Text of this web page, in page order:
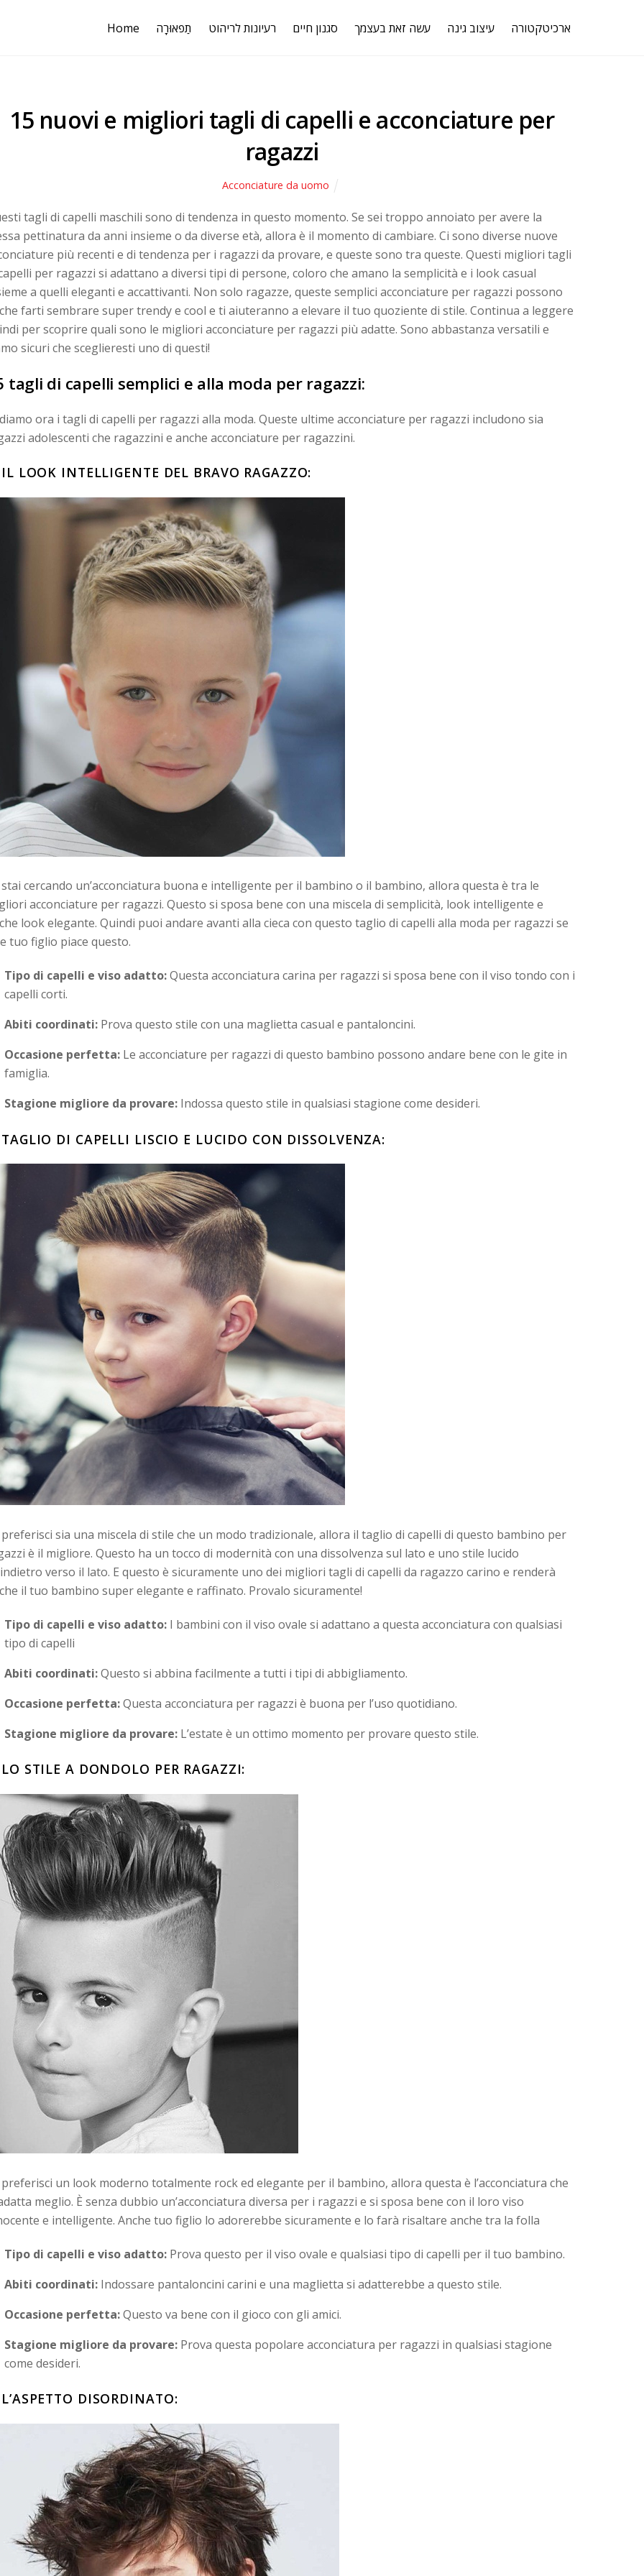
Home תַפאוּרָה רעיונות לריהוט סגנון חיים עשה זאת בעצמך עיצוב גינה ארכיטקטורה
15 nuovi e migliori tagli di capelli e acconciature per
ragazzi
Acconciature da uomo
tagli di capelli maschili sono di tendenza in questo momento. Se sei troppo annoiato per avere la
pettinatura da anni insieme o da diverse età, allora è il momento di cambiare. Ci sono diverse nuove
più recenti e di tendenza per i ragazzi da provare, e queste sono tra queste. Questi migliori tagli
per ragazzi si adattano a diversi tipi di persone, coloro che amano la semplicità e i look casual
a quelli eleganti e accattivanti. Non solo ragazze, queste semplici acconciature per ragazzi possono
farti sembrare super trendy e cool e ti aiuteranno a elevare il tuo quoziente di stile. Continua a leggere
per scoprire quali sono le migliori acconciature per ragazzi più adatte. Sono abbastanza versatili e
sicuri che sceglieresti uno di questi!
tagli di capelli semplici e alla moda per ragazzi:
ora i tagli di capelli per ragazzi alla moda. Queste ultime acconciature per ragazzi includono sia
adolescenti che ragazzini e anche acconciature per ragazzini.
LOOK INTELLIGENTE DEL BRAVO RAGAZZO:
stai cercando un’acconciatura buona e intelligente per il bambino o il bambino, allora questa è tra le
acconciature per ragazzi. Questo si sposa bene con una miscela di semplicità, look intelligente e
look elegante. Quindi puoi andare avanti alla cieca con questo taglio di capelli alla moda per ragazzi se
tuo figlio piace questo.
Tipo di capelli e viso adatto:Questa acconciatura carina per ragazzi si sposa bene con il viso tondo con i
capelli corti.
Abiti coordinati: Prova questo stile con una maglietta casual e pantaloncini.
Occasione perfetta: Le acconciature per ragazzi di questo bambino possono andare bene con le gite in
famiglia.
Stagione migliore da provare: Indossa questo stile in qualsiasi stagione come desideri.
DI CAPELLI LISCIO E LUCIDO CON DISSOLVENZA:
preferisci sia una miscela di stile che un modo tradizionale, allora il taglio di capelli di questo bambino per
è il migliore. Questo ha un tocco di modernità con una dissolvenza sul lato e uno stile lucido
verso il lato. E questo è sicuramente uno dei migliori tagli di capelli da ragazzo carino e renderà
il tuo bambino super elegante e raffinato. Provalo sicuramente!
Tipo di capelli e viso adatto: I bambini con il viso ovale si adattano a questa acconciatura con qualsiasi
tipo di capelli
Abiti coordinati:Questo si abbina facilmente a tutti i tipi di abbigliamento.
Occasione perfetta:Questa acconciatura per ragazzi è buona per l’uso quotidiano.
Stagione migliore da provare: L’estate è un ottimo momento per provare questo stile.
STILE A DONDOLO PER RAGAZZI:
preferisci un look moderno totalmente rock ed elegante per il bambino, allora questa è l’acconciatura che
meglio. È senza dubbio un’acconciatura diversa per i ragazzi e si sposa bene con il loro viso
e intelligente. Anche tuo figlio lo adorerebbe sicuramente e lo farà risaltare anche tra la folla
Tipo di capelli e viso adatto: Prova questo per il viso ovale e qualsiasi tipo di capelli per il tuo bambino.
Abiti coordinati: Indossare pantaloncini carini e una maglietta si adatterebbe a questo stile.
Occasione perfetta:Questo va bene con il gioco con gli amici.
Stagione migliore da provare: Prova questa popolare acconciatura per ragazzi in qualsiasi stagione
come desideri.
DISORDINATO: